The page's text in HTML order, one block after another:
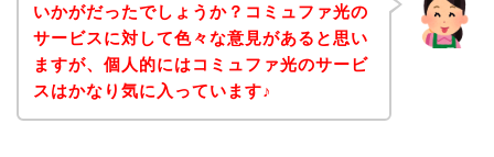
いかがだったでしょうか？コミュファ光の
サービスに対して色々な意見があると思い
ますが、個人的にはコミュファ光のサービ
スはかなり気に入っています♪